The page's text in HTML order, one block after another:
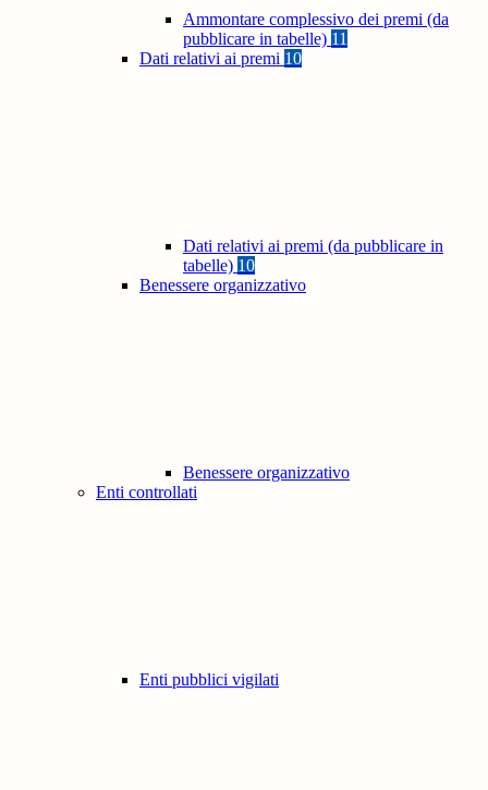
Ammontare complessivo dei premi (da
pubblicare in tabelle) 11
Dati relativi ai premi 10
Dati relativi ai premi (da pubblicare in
tabelle) 10
Benessere organizzativo
Benessere organizzativo
Enti controllati
Enti pubblici vigilati